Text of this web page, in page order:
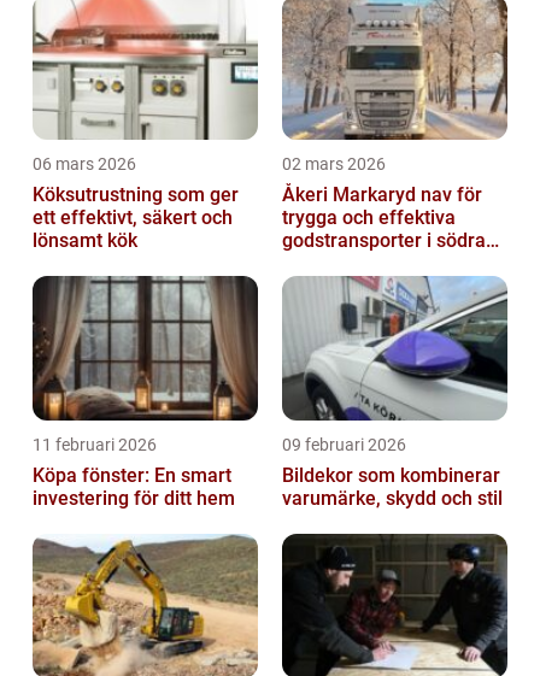
06 mars 2026
Köksutrustning som ger
ett effektivt, säkert och
lönsamt kök
02 mars 2026
Åkeri Markaryd nav för
trygga och effektiva
godstransporter i södra
11 februari 2026
Köpa fönster: En smart
investering för ditt hem
09 februari 2026
Bildekor som kombinerar
varumärke, skydd och stil